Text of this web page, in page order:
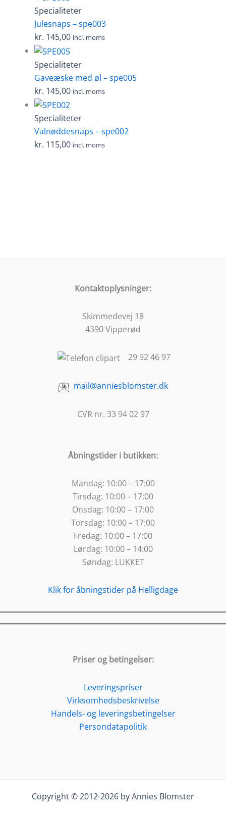
Specialiteter
Julesnaps – spe003
kr. 145,00 incl. moms
Specialiteter
Gaveæske med øl – spe005
kr. 145,00 incl. moms
Specialiteter
Valnøddesnaps – spe002
kr. 115,00 incl. moms
Kontaktoplysninger:
Skimmedevej 18
4390 Vipperød
29 92 46 97
mail@anniesblomster.dk
CVR nr. 33 94 02 97
Åbningstider i butikken:
Mandag: 10:00 – 17:00
Tirsdag: 10:00 – 17:00
Onsdag: 10:00 – 17:00
Torsdag: 10:00 – 17:00
Fredag: 10:00 – 17:00
Lørdag: 10:00 – 14:00
Søndag: LUKKET
Klik for åbningstider på Helligdage
Priser og betingelser:
Leveringspriser
Virksomhedsbeskrivelse
Handels- og leveringsbetingelser
Persondatapolitik
Copyright © 2012-2026 by Annies Blomster